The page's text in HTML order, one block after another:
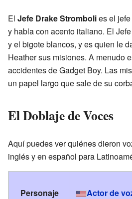
El Jefe Drake Strombolies el
y habla con acento italiano. El
y el bigote blancos, y es quien le
Heather sus misiones. A menudo
accidentes de Gadget Boy. Las
un papel largo que sale de su
El Doblaje de Voces
Aquí puedes ver quiénes dieron
inglés y en español para
Personaje Actor de